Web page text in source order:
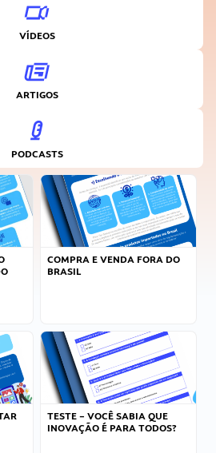
VÍDEOS
ARTIGOS
PODCASTS
COMPRA E VENDA FORA DO
BRASIL
TESTE – VOCÊ SABIA QUE
INOVAÇÃO É PARA TODOS?